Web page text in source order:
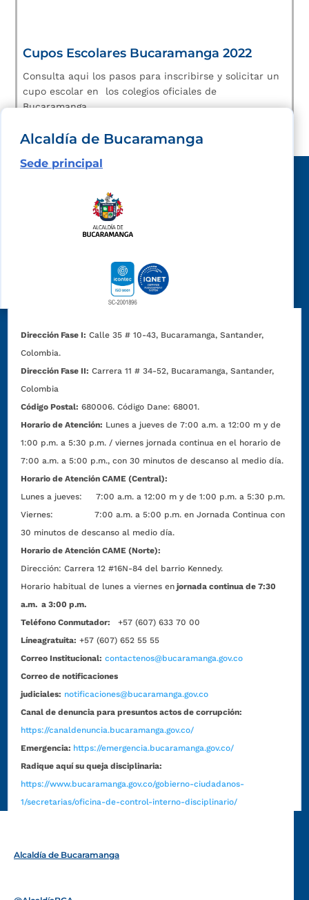
Cupos Escolares Bucaramanga 2022
Consulta aqui los pasos para inscribirse y solicitar un
cupo escolar en los colegios oficiales de
Bucaramanga.
Alcaldía de Bucaramanga
Sede principal
Dirección Fase I: Calle 35 # 10-43, Bucaramanga, Santander,
Colombia.
Dirección Fase II: Carrera 11 # 34-52, Bucaramanga, Santander,
Colombia
Código Postal: 680006. Código Dane: 68001.
Horario de Atención: Lunes a jueves de 7:00 a.m. a 12:00 m y de
1:00 p.m. a 5:30 p.m. / viernes jornada continua en el horario de
7:00 a.m. a 5:00 p.m., con 30 minutos de descanso al medio día.
Horario de Atención CAME (Central):
Lunes a jueves: 7:00 a.m. a 12:00 m y de 1:00 p.m. a 5:30 p.m.
Viernes: 7:00 a.m. a 5:00 p.m. en Jornada Continua con
30 minutos de descanso al medio día.
Horario de Atención CAME (Norte):
Dirección:Carrera 12 #16N-84 del barrio Kennedy.
Horario habitual de lunes a viernes en jornada continua de 7:30
a.m. a 3:00 p.m.
Teléfono Conmutador:
+57 (607) 633 70 00
Líneagratuita: +57 (607) 652 55 55
Correo Institucional: contactenos@bucaramanga.gov.co
Correo de notificaciones
judiciales: notificaciones@bucaramanga.gov.co
Canal de denuncia para presuntos actos de corrupción:
https://canaldenuncia.bucaramanga.gov.co/
Emergencia: https://emergencia.bucaramanga.gov.co/
Radique aquí su queja disciplinaria:
https://www.bucaramanga.gov.co/gobierno-ciudadanos-
1/secretarias/oficina-de-control-interno-disciplinario/
Alcaldía de Bucaramanga